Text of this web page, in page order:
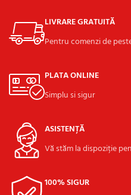
LIVRARE GRATUITĂ
Pentru comenzi de
PLATA ONLINE
Simplu si sigur
ASISTENȚĂ
Vă stăm la dispoziție
100% SIGUR